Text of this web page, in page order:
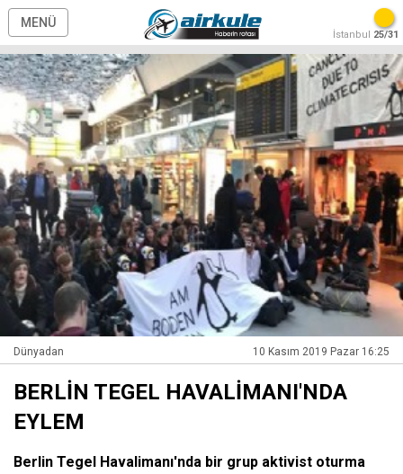
MENÜ
İstanbul 25/31
Dünyadan 10 Kasım 2019 Pazar 16:25
BERLİN TEGEL HAVALİMANI'NDA
EYLEM
Berlin Tegel Havalimanı'nda bir grup aktivist oturma